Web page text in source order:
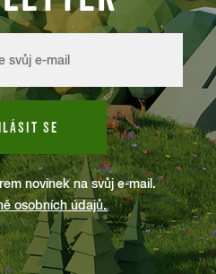
SE
novinek na svůj e-mail.
osobních údajů.